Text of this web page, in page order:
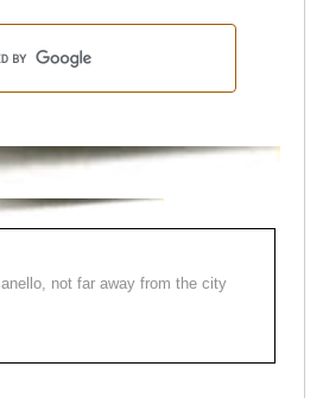
not far away from the city